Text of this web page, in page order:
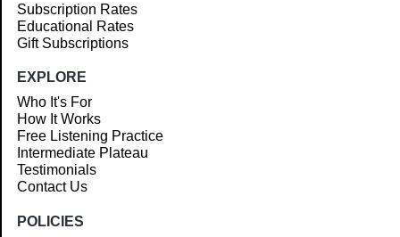
Subscription Rates
Educational Rates
Gift Subscriptions
EXPLORE
Who It's For
How It Works
Free Listening Practice
Intermediate Plateau
Testimonials
Contact Us
POLICIES